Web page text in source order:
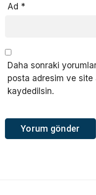
Ad *
Daha sonraki
posta adresim ve site
kaydedilsin.